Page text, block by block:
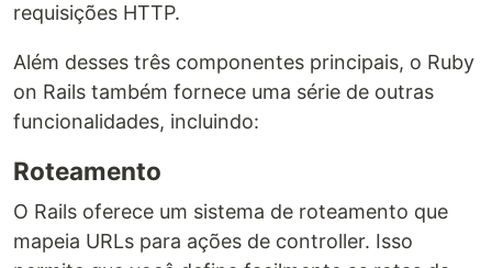
requisições HTTP.
Além desses três componentes principais, o Ruby
on Rails também fornece uma série de outras
funcionalidades, incluindo:
Roteamento
O Rails oferece um sistema de roteamento que
mapeia URLs para ações de controller. Isso